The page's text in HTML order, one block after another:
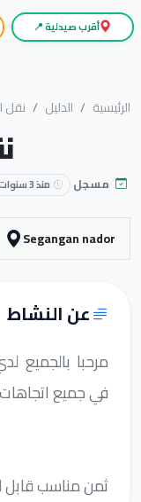
أقرب صيدلية 📍
الرئيسية الدليل نقل
مسجل منذ 3 سنوات
Segangan nador
عن النشاط
مرحبا بالجميع
في جميع
ثمن مناسب